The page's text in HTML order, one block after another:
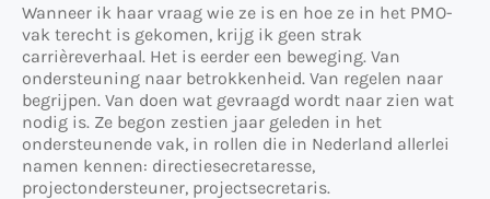
Wanneer ik haar vraag wie ze is en hoe ze in het PMO-
vak terecht is gekomen, krijg ik geen strak
carrièreverhaal. Het is eerder een beweging. Van
ondersteuning naar betrokkenheid. Van regelen naar
begrijpen. Van doen wat gevraagd wordt naar zien wat
nodig is. Ze begon zestien jaar geleden in het
ondersteunende vak, in rollen die in Nederland allerlei
namen kennen: directiesecretaresse,
projectondersteuner, projectsecretaris.